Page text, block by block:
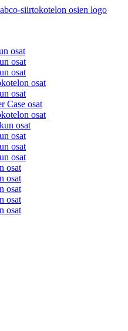
osat
osat
osat
osat
osat
Case osat
osat
osat
osat
osat
osat
osat
osat
osat
osat
osat